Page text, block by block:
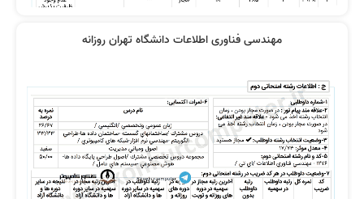
مهندسی فناوری اطلاعات دانشگاه تهران روزانه